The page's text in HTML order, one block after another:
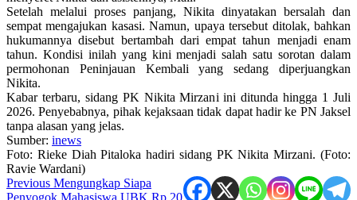
Setelah melalui proses panjang, Nikita dinyatakan bersalah dan
sempat mengajukan kasasi. Namun, upaya tersebut ditolak, bahkan
hukumannya disebut bertambah dari empat tahun menjadi enam
tahun. Kondisi inilah yang kini menjadi salah satu sorotan dalam
permohonan Peninjauan Kembali yang sedang diperjuangkan
Nikita.
Kabar terbaru, sidang PK Nikita Mirzani ini ditunda hingga 1 Juli
2026. Penyebabnya, pihak kejaksaan tidak dapat hadir ke PN Jaksel
tanpa alasan yang jelas.
Sumber: inews
Foto: Rieke Diah Pitaloka hadiri sidang PK Nikita Mirzani. (Foto:
Ravie Wardani)
Post
Previous Mengungkap Siapa
Penyogok Mahasiswa UBK Rp 20